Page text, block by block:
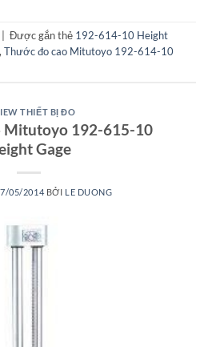
Được gắn thẻ 192-614-10 Height
, Thước đo cao Mitutoyo 192-614-10
THIẾT BỊ ĐO
Mitutoyo 192-615-10
Gage
05/2014 BỞI LE DUONG